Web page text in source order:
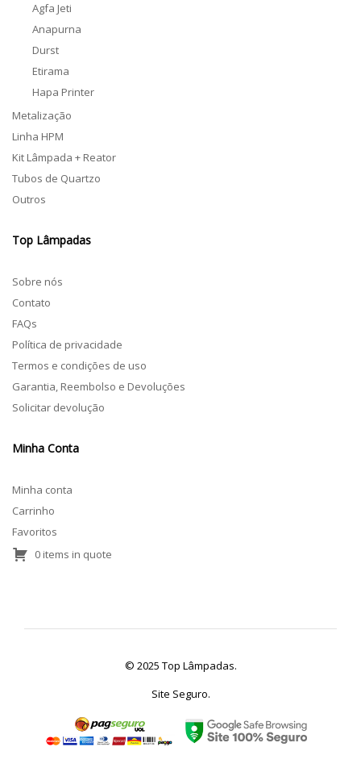
Agfa Jeti
Anapurna
Durst
Etirama
Hapa Printer
Metalização
Linha HPM
Kit Lâmpada + Reator
Tubos de Quartzo
Outros
Top Lâmpadas
Sobre nós
Contato
FAQs
Política de privacidade
Termos e condições de uso
Garantia, Reembolso e Devoluções
Solicitar devolução
Minha Conta
Minha conta
Carrinho
Favoritos
0 items in quote
© 2025 Top Lâmpadas.
Site Seguro.